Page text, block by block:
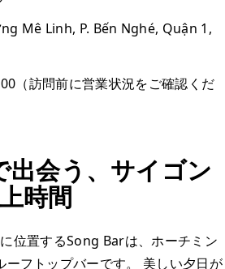
Mê Linh, P. Bến Nghé, Quận 1,
（訪問前に営業状況をご確認くだ
会う、サイゴン
時間
位置するSong Barは、ホーチミン
ーフトップバーです。 美しい夕日が